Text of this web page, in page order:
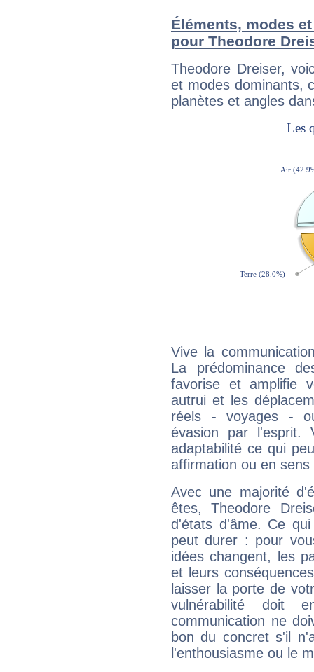
Éléments, modes
pour Theodore
Theodore Dreiser,
et modes dominants,
planètes et angles
Vive la
La prédominance
favorise et amplifie
autrui et les
réels - voyages -
évasion par l'esprit.
adaptabilité ce qui
affirmation ou en
Avec une majorité
êtes, Theodore
d'états d'âme. Ce
peut durer : pour
idées changent, les
et leurs
laisser la porte de
vulnérabilité doit
communication ne
bon du concret s'il
l'enthousiasme ou le